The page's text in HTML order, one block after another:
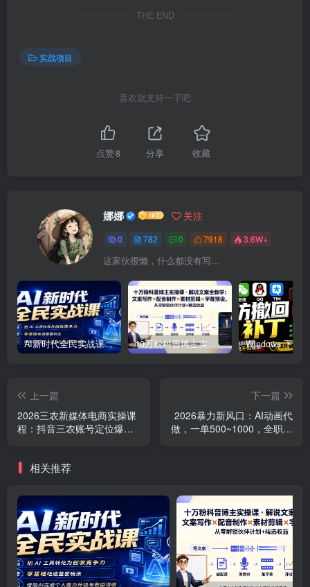
THE END
实战项目
喜欢就支持一下吧
点赞8 分享 收藏
娜娜 关注
0 782 0 7918 3.6W+
这家伙很懒，什么都没有写...
AI新时代全民实战课，把 AI 工具转化为创收竞争力，零基础吃透整套玩法，借助AI完成个人能力升级与收益增收。 10万粉科普博主实操课-解说文案全教学：文案写作×配音制作×素材剪辑×字幕预设，从零解锁伙伴计划+精选收益
上一篇
2026三农新媒体电商实操课
程：抖音三农账号定位爆款
下一篇
2026暴力新风口：AI动画代
做，一单500~1000，全职月
相关推荐